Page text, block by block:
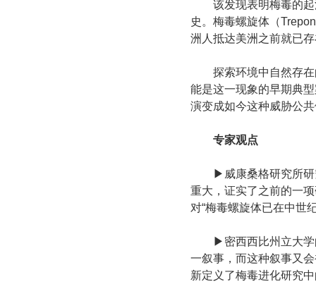
该发现表明梅毒的
史。梅毒螺旋体（
洲人抵达美洲之前就已
探索环境中自然存
能是这一现象的早期典
演变成如今这种威胁公
专家观点
▶威康桑格研究所
重大，证实了之前的一
对“梅毒螺旋体已在中世
▶密西西比州立大
一叙事，而这种叙事又
新定义了梅毒进化研究